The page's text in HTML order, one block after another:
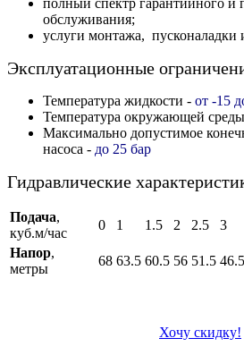
полный спектр гарантийного и
обслуживания;
услуги монтажа, пусконаладки
Эксплуатационные
Температура жидкости - от -15
Температура окружающей
Максимально допустимое
насоса - до 25 бар
Гидравлические
Подача,
куб.м/час
0 1 1.5 2 2.5 3
Напор,
метры
68 63.5 60.5 56 51.5 46.5
Хочу скидку!